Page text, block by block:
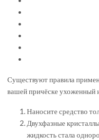
Существуют правила
вашей причёске ухоженный
Наносите средство
Двухфазные
жидкость стала